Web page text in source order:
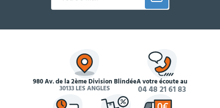
980 Av. de la 2ème Division Blindée
30133 LES ANGLES
À votre écoute au
04 48 21 61 83